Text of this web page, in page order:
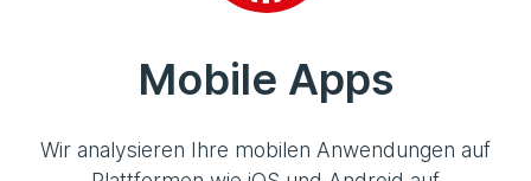
Mobile Apps
Wir analysieren Ihre mobilen Anwendungen auf